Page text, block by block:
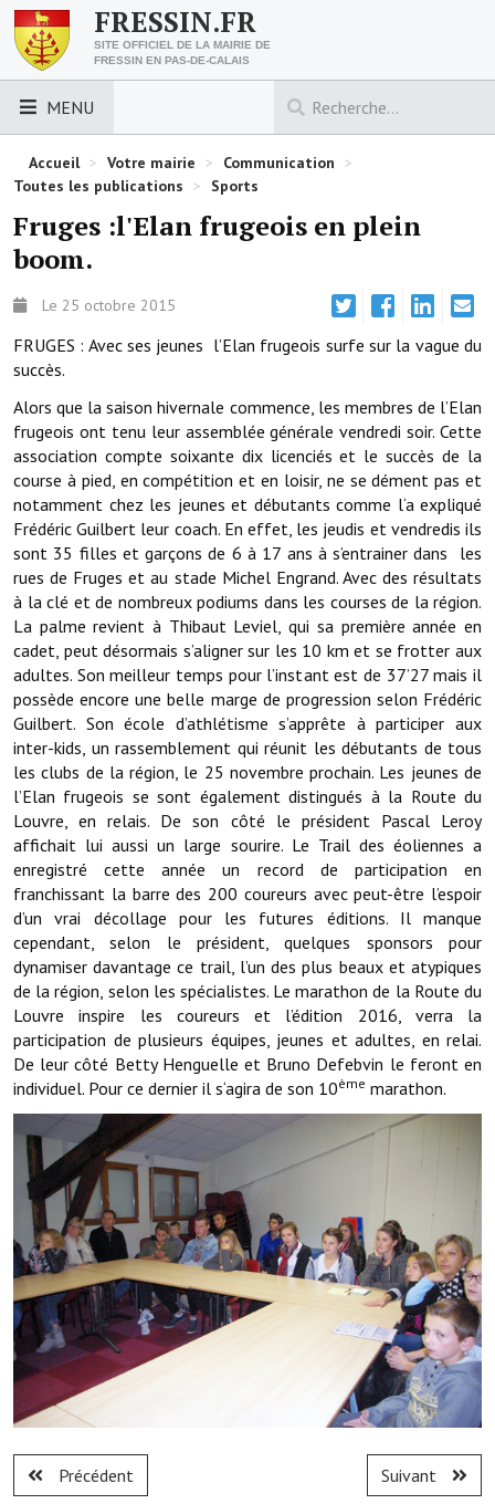
FRESSIN.FR
SITE OFFICIEL DE LA MAIRIE DE
FRESSIN EN PAS-DE-CALAIS
MENU
LES ESSENTIELS
Découvrez Fressin
Venir à Fressin
Urbanisme
Nous contacter
Les foulées fressinoises
ACCÈS RAPIDE
Démarches administratives
Projets et travaux en cours
Fêtes et manifestations
Numéros d'urgence
Terrains et maisons à vendre
VOTRE MAIRIE
Elus et agents
L'équipe municipale
Le personnel municipal
Les moyens financiers
Note de synthèse financière
Rapport d'orientation budgétaire
Actions et projets
Projets et travaux en cours
Procès verbaux des conseils municipaux
Communication
Le bulletin municipal : Fressinfo & Le Fressinois
Toutes les publications
Le village dans l'intercommunalité
Communauté de communes
Les réseaux partenaires
Accueil > Votre mairie > Communication >
Toutes les publications > Sports
Fruges :l'Elan frugeois en plein
boom.
Le 25 octobre 2015
FRUGES : Avec ses jeunes l’Elan frugeois surfe sur la vague du
succès.
Alors que la saison hivernale commence, les membres de l’Elan
frugeois ont tenu leur assemblée générale vendredi soir. Cette
association compte soixante dix licenciés et le succès de la
course à pied, en compétition et en loisir, ne se dément pas et
notamment chez les jeunes et débutants comme l‘a expliqué
Frédéric Guilbert leur coach. En effet, les jeudis et vendredis ils
sont 35 filles et garçons de 6 à 17 ans à s’entrainer dans les
rues de Fruges et au stade Michel Engrand. Avec des résultats
à la clé et de nombreux podiums dans les courses de la région.
La palme revient à Thibaut Leviel, qui sa première année en
cadet, peut désormais s’aligner sur les 10 km et se frotter aux
adultes. Son meilleur temps pour l’instant est de 37’27 mais il
possède encore une belle marge de progression selon Frédéric
Guilbert. Son école d’athlétisme s’apprête à participer aux
inter-kids, un rassemblement qui réunit les débutants de tous
les clubs de la région, le 25 novembre prochain. Les jeunes de
l’Elan frugeois se sont également distingués à la Route du
Louvre, en relais. De son côté le président Pascal Leroy
affichait lui aussi un large sourire. Le Trail des éoliennes a
enregistré cette année un record de participation en
franchissant la barre des 200 coureurs avec peut-être l’espoir
d’un vrai décollage pour les futures éditions. Il manque
cependant, selon le président, quelques sponsors pour
dynamiser davantage ce trail, l’un des plus beaux et atypiques
de la région, selon les spécialistes. Le marathon de la Route du
Louvre inspire les coureurs et l’édition 2016, verra la
participation de plusieurs équipes, jeunes et adultes, en relai.
De leur côté Betty Henguelle et Bruno Defebvin le feront en
individuel. Pour ce dernier il s‘agira de son 10ème marathon.
Précédent Suivant